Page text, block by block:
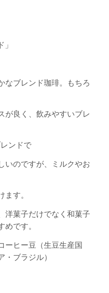
なブレンド珈琲。もちろ
が良く、飲みやすいブレ
ンドで
いのですが、ミルクやお
す。
洋菓子だけでなく和菓子
です。
ーヒー豆（生豆生産国
・ブラジル）